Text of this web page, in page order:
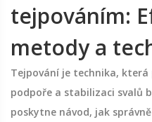
tejpováním:
metody a
Tejpování je technika, která
podpoře a stabilizaci svalů
poskytne návod, jak